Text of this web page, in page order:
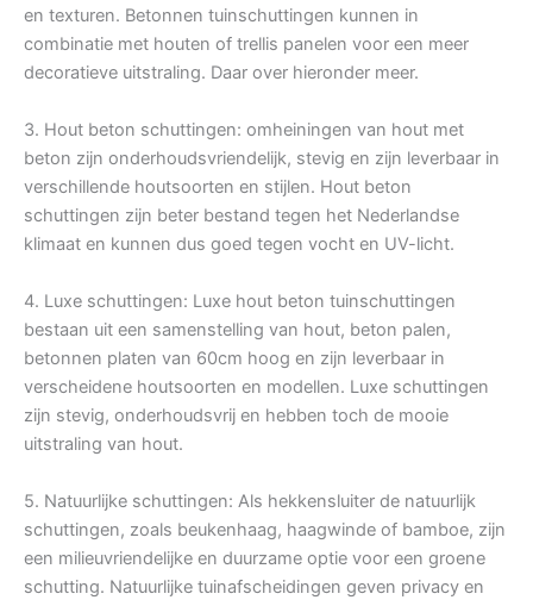
en texturen. Betonnen tuinschuttingen kunnen in
combinatie met houten of trellis panelen voor een meer
decoratieve uitstraling. Daar over hieronder meer.
3. Hout beton schuttingen: omheiningen van hout met
beton zijn onderhoudsvriendelijk, stevig en zijn leverbaar in
verschillende houtsoorten en stijlen. Hout beton
schuttingen zijn beter bestand tegen het Nederlandse
klimaat en kunnen dus goed tegen vocht en UV-licht.
4. Luxe schuttingen: Luxe hout beton tuinschuttingen
bestaan uit een samenstelling van hout, beton palen,
betonnen platen van 60cm hoog en zijn leverbaar in
verscheidene houtsoorten en modellen. Luxe schuttingen
zijn stevig, onderhoudsvrij en hebben toch de mooie
uitstraling van hout.
5. Natuurlijke schuttingen: Als hekkensluiter de natuurlijk
schuttingen, zoals beukenhaag, haagwinde of bamboe, zijn
een milieuvriendelijke en duurzame optie voor een groene
schutting. Natuurlijke tuinafscheidingen geven privacy en